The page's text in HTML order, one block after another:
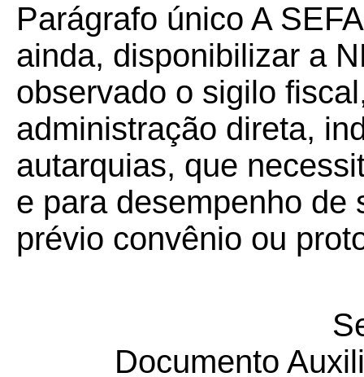
Parágrafo único A
ainda, disponibilizar a
observado o sigilo
administração direta,
autarquias, que
e para desempenho de
prévio convênio ou
Documento